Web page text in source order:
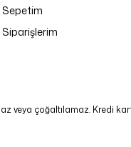
Sepetim
Siparişlerim
veya çoğaltılamaz. Kredi